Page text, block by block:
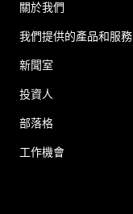
關於我們
我們提供的產品和服務
新聞室
投資人
部落格
工作機會